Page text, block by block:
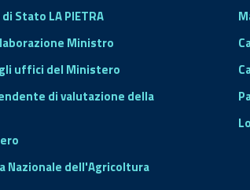
Stato LA PIETRA
Ministro
uffici del Ministero
di valutazione della
Nazionale dell'Agricoltura